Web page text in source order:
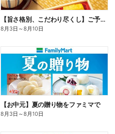
【旨さ格別、こだわり尽くし】ご予約弁当
8月3日 ～8月10日
【お中元】夏の贈り物をファミマで
8月3日 ～8月10日